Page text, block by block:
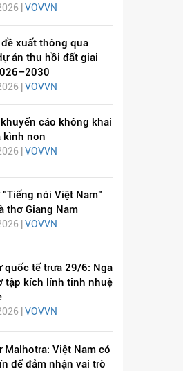
| VOVVN
xuất thông qua
án thu hồi đất giai
| VOVVN
khuyến cáo không khai
kình non
| VOVVN
"Tiếng nói Việt Nam"
thơ Giang Nam
| VOVVN
quốc tế trưa 29/6: Nga
tập kích lính tinh nhuệ
| VOVVN
Malhotra: Việt Nam có
để đảm nhận vai trò